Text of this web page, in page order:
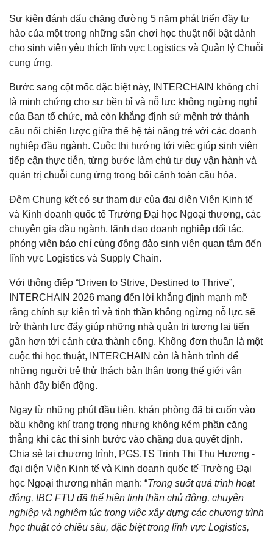
Sự kiện đánh dấu chặng đường 5 năm phát triển đầy tự
hào của một trong những sân chơi học thuật nổi bật dành
cho sinh viên yêu thích lĩnh vực Logistics và Quản lý Chuỗi
cung ứng.
Bước sang cột mốc đặc biệt này, INTERCHAIN không chỉ
là minh chứng cho sự bền bỉ và nỗ lực không ngừng nghỉ
của Ban tổ chức, mà còn khẳng định sứ mệnh trở thành
cầu nối chiến lược giữa thế hệ tài năng trẻ với các doanh
nghiệp đầu ngành. Cuộc thi hướng tới việc giúp sinh viên
tiếp cận thực tiễn, từng bước làm chủ tư duy vận hành và
quản trị chuỗi cung ứng trong bối cảnh toàn cầu hóa.
Đêm Chung kết có sự tham dự của đại diện Viện Kinh tế
và Kinh doanh quốc tế Trường Đại học Ngoại thương, các
chuyên gia đầu ngành, lãnh đạo doanh nghiệp đối tác,
phóng viên báo chí cùng đông đảo sinh viên quan tâm đến
lĩnh vực Logistics và Supply Chain.
Với thông điệp “Driven to Strive, Destined to Thrive”,
INTERCHAIN 2026 mang đến lời khẳng định mạnh mẽ
rằng chính sự kiên trì và tinh thần không ngừng nỗ lực sẽ
trở thành lực đẩy giúp những nhà quản trị tương lai tiến
gần hơn tới cánh cửa thành công. Không đơn thuần là một
cuộc thi học thuật, INTERCHAIN còn là hành trình để
những người trẻ thử thách bản thân trong thế giới vận
hành đầy biến động.
Ngay từ những phút đầu tiên, khán phòng đã bị cuốn vào
bầu không khí trang trọng nhưng không kém phần căng
thẳng khi các thí sinh bước vào chặng đua quyết định.
Chia sẻ tại chương trình, PGS.TS Trịnh Thị Thu Hương -
đại diện Viện Kinh tế và Kinh doanh quốc tế Trường Đại
học Ngoại thương nhấn mạnh: “Trong suốt quá trình hoạt
động, IBC FTU đã thể hiện tinh thần chủ động, chuyên
nghiệp và nghiêm túc trong việc xây dựng các chương trình
học thuật có chiều sâu, đặc biệt trong lĩnh vực Logistics,